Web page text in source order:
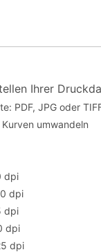
Ihrer
PDF, JPG oder
umwandeln
dpi
dpi
dpi
dpi
dpi